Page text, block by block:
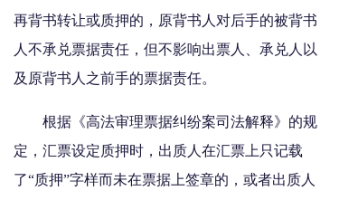
再背书转让或质押的，原背书人对后手的被背书
人不承兑票据责任，但不影响出票人、承兑人以
及原背书人之前手的票据责任。
根据《高法审理票据纠纷案司法解释》的规
定，汇票设定质押时，出质人在汇票上只记载
了“质押”字样而未在票据上签章的，或者出质人